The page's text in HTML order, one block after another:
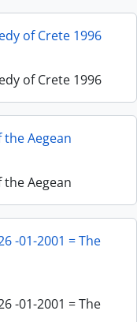
of Crete 1996
of Crete 1996
the Aegean
the Aegean
-01-2001 = The
-01-2001 = The